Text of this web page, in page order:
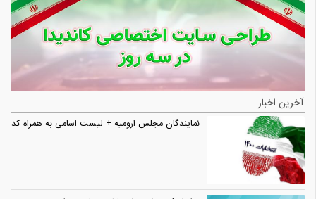
آخرین اخبار
نمایندگان مجلس ارومیه + لیست اسامی به همراه کد